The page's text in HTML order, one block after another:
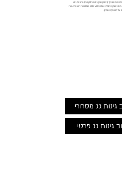
כמו שצריך (כמובן שכן), זה החלק הקל. והכיפי. זה
הזו כשרק התחלנו את המסע שלנו. יש לנו את האנשים, את
עד הטאץ' האחרון.
גינות גג פרטי
גינות גג מסחרי